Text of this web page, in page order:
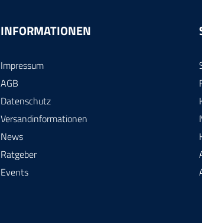
INFORMATIONEN
Impressum
AGB
Datenschutz
Versandinformationen
News
Ratgeber
Events